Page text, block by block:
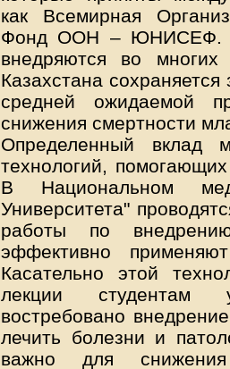
как Всемирная
Фонд ООН – ЮНИСЕФ.
внедряются во
Казахстана
средней ожидаемой
снижения смертности
Определенный вклад
технологий,
В Национальном
Университета"
работы по
эффективно
Касательно этой
лекции студентам
востребовано
лечить болезни и
важно для